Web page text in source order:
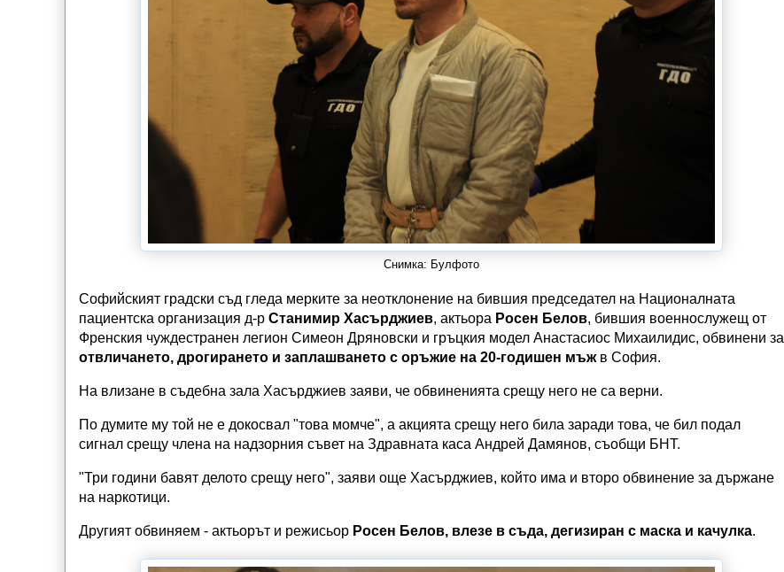
Снимка: Булфото
Софийският градски съд гледа мерките за неотклонение на бившия председател на Националната
пациентска организация д-р Станимир Хасърджиев, актьора Росен Белов, бившия военнослужещ от
Френския чуждестранен легион Симеон Дряновски и гръцкия модел Анастасиос Михаилидис, обвинени за
отвличането, дрогирането и заплашването с оръжие на 20-годишен мъж в София.
На влизане в съдебна зала Хасърджиев заяви, че обвиненията срещу него не са верни.
По думите му той не е докосвал "това момче", а акцията срещу него била заради това, че бил подал
сигнал срещу члена на надзорния съвет на Здравната каса Андрей Дамянов, съобщи БНТ.
"Три години бавят делото срещу него", заяви още Хасърджиев, който има и второ обвинение за държане
на наркотици.
Другият обвиняем - актьорът и режисьор Росен Белов, влезе в съда, дегизиран с маска и качулка.